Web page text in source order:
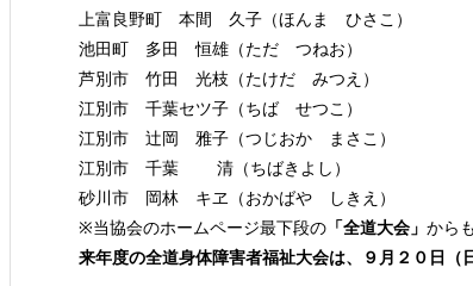
上富良野町 本間 久子（ほんま ひさこ）
池田町 多田 恒雄（ただ つねお）
芦別市 竹田 光枝（たけだ みつえ）
江別市 千葉セツ子（ちば せつこ）
江別市 辻岡 雅子（つじおか まさこ）
江別市 千葉 清（ちばきよし）
砂川市 岡林 キヱ（おかばや しきえ）
※当協会のホームページ最下段の 「全道大会」 から
来年度の全道身体障害者福祉大会は、９月２０日（